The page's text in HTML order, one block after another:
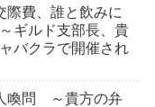
費、誰と飲みに
ギルド支部長、貴
バクラで開催され
喚問 ～貴方の弁